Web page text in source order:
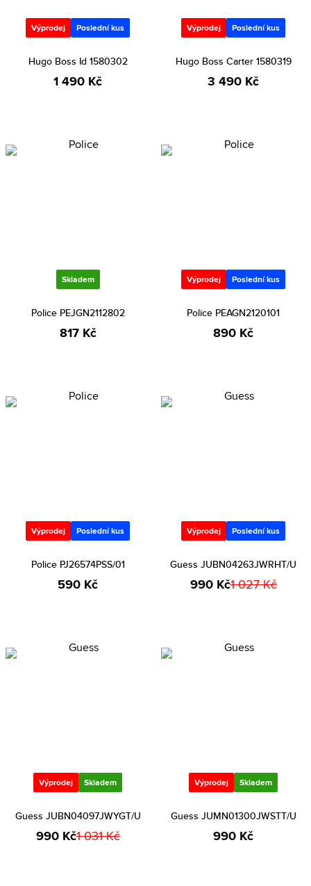
Výprodej Poslední kus
Hugo Boss Id 1580302
1 490 Kč
Výprodej Poslední kus
Hugo Boss Carter 1580319
3 490 Kč
Skladem
Police PEJGN2112802
817 Kč
Výprodej Poslední kus
Police PEAGN2120101
890 Kč
Výprodej Poslední kus
Police PJ26574PSS/01
590 Kč
Výprodej Poslední kus
Guess JUBN04263JWRHT/U
990 Kč1 027 Kč
Výprodej Skladem
Guess JUBN04097JWYGT/U
990 Kč1 031 Kč
Výprodej Skladem
Guess JUMN01300JWSTT/U
990 Kč